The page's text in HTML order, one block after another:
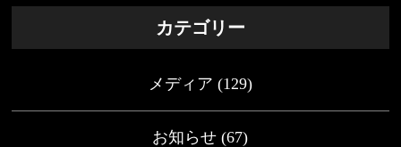
カテゴリー
メディア (129)
お知らせ (67)